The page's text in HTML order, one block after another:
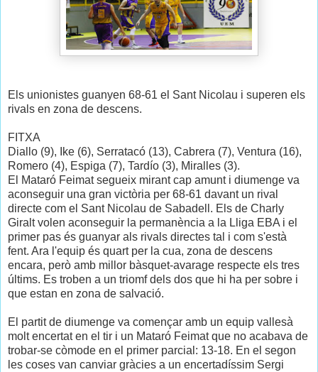
Els unionistes guanyen 68-61 el Sant Nicolau i superen els
rivals en zona de descens.
FITXA
Diallo (9), Ike (6), Serratacó (13), Cabrera (7), Ventura (16),
Romero (4), Espiga (7), Tardío (3), Miralles (3).
El Mataró Feimat segueix mirant cap amunt i diumenge va
aconseguir una gran victòria per 68-61 davant un rival
directe com el Sant Nicolau de Sabadell. Els de Charly
Giralt volen aconseguir la permanència a la Lliga EBA i el
primer pas és guanyar als rivals directes tal i com s'està
fent. Ara l'equip és quart per la cua, zona de descens
encara, però amb millor bàsquet-avarage respecte els tres
últims. Es troben a un triomf dels dos que hi ha per sobre i
que estan en zona de salvació.
El partit de diumenge va començar amb un equip vallesà
molt encertat en el tir i un Mataró Feimat que no acabava de
trobar-se còmode en el primer parcial: 13-18. En el segon
les coses van canviar gràcies a un encertadíssim Sergi